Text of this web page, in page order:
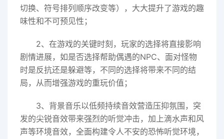
切换、符号排列顺序改变等），大大提升了游戏的趣
味性和不可预见性；
2、在游戏的关键时刻，玩家的选择将直接影响
剧情进展，如是否选择帮助偶遇的NPC、面对怪物
时是反抗还是躲避等，不同的选择将带来不同的结
局，从而增强游戏的重玩价值；
3、背景音乐以低频持续音效营造压抑氛围，突
发的尖锐音效带来强烈的听觉冲击，加上滴水声和风
声等环境音效，全面构建令人不安的恐怖听觉环境，